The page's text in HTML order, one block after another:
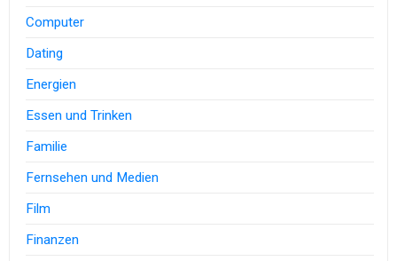
Computer
Dating
Energien
Essen und Trinken
Familie
Fernsehen und Medien
Film
Finanzen